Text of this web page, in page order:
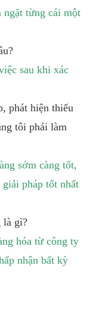
từng cái một
sau khi xác
phát hiện thiếu
tôi phải làm
sớm càng tốt,
pháp tốt nhất
là gì?
hóa từ công ty
nhận bất kỳ